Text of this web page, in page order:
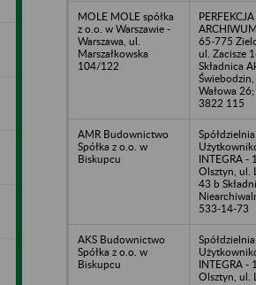
MOLE MOLE spółka
z o.o. w Warszawie -
Warszawa, ul.
Marszałkowska
104/122
PERFEKCJA
65-775
ul. Zacisze
Składnica
Świebodzin,
Wałowa
3822 115
AMR Budownictwo
Spółka z o.o. w
Biskupcu
INTEGRA -
Olsztyn, ul.
43 b
533-14-73
AKS Budownictwo
Spółka z o.o. w
Biskupcu
INTEGRA -
Olsztyn, ul.